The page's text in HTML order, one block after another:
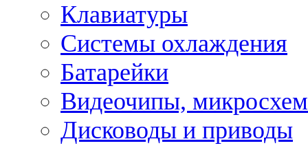
Клавиатуры
Системы охлаждения
Батарейки
Видеочипы,
Дисководы и приводы